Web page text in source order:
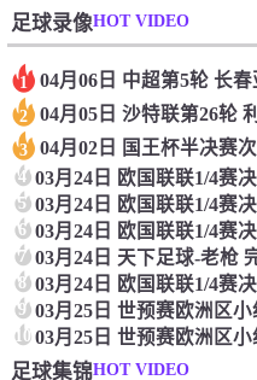
足球录像HOT VIDEO
1 04月06日 中超第5轮 长
2
3
4
5
6
7 03月24日 天下足球-老枪
8
9
10
足球集锦HOT VIDEO